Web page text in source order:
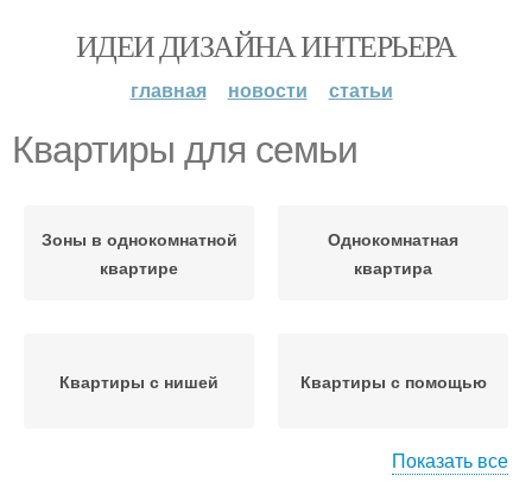
ИДЕИ ДИЗАЙНА ИНТЕРЬЕРА
главная новости статьи
Квартиры для семьи
Зоны в однокомнатной
квартире
Однокомнатная
квартира
Квартиры с нишей Квартиры с помощью
Показать все